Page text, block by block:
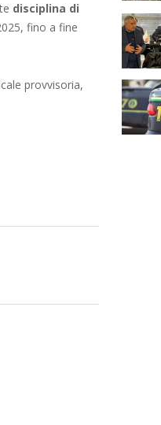
disciplina di
fino a fine
provvisoria,